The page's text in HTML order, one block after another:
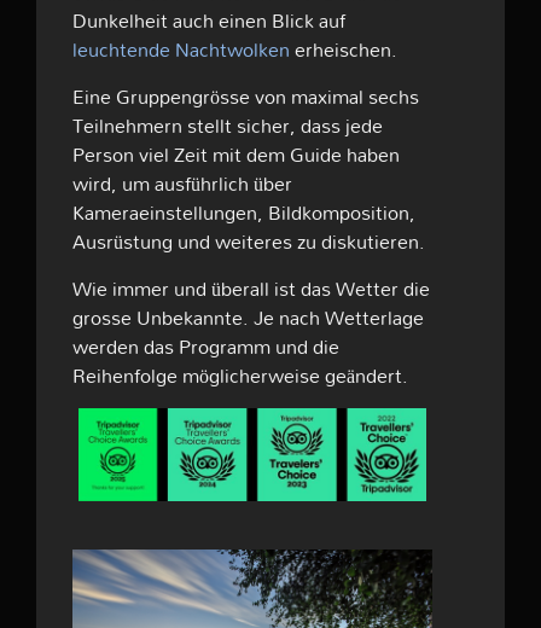
Dunkelheit auch einen Blick auf
leuchtende Nachtwolkenerheischen.
Eine Gruppengrösse von maximal sechs
Teilnehmern stellt sicher, dass jede
Person viel Zeit mit dem Guide haben
wird, um ausführlich über
Kameraeinstellungen, Bildkomposition,
Ausrüstung und weiteres zu diskutieren.
Wie immer und überall ist das Wetter die
grosse Unbekannte. Je nach Wetterlage
werden das Programm und die
Reihenfolge möglicherweise geändert.